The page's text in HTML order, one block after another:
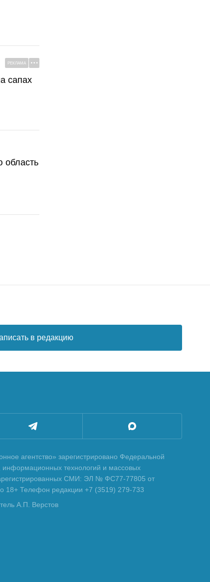
РЕКЛАМА
сапах
область
в редакцию
агентство» зарегистрировано Федеральной
информационных технологий и массовых
СМИ: ЭЛ № ФС77-77805 от
18+ Телефон редакции +7 (3519) 279-733
А.П. Верстов